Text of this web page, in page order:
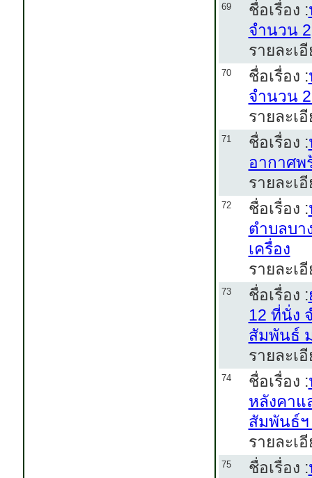
69 ชื่อเรื่อง :
จำนวน
รายละเ
70 ชื่อเรื่อง :
จำนวน
รายละเ
71 ชื่อเรื่อง :
อากาศพ
รายละเ
72 ชื่อเรื่อง :
ตำบลบา
เครื่อง
รายละเ
73 ชื่อเรื่อง :
12 ที่นั่ง
สัมพันธ์
รายละเ
74 ชื่อเรื่อง :
หลังคาแ
สัมพันธ์ฯ
รายละเ
75 ชื่อเรื่อง :